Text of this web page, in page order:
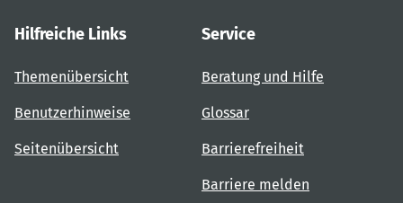
Hilfreiche Links
Themenübersicht
Benutzerhinweise
Seitenübersicht
Service
Beratung und Hilfe
Glossar
Barrierefreiheit
Barriere melden